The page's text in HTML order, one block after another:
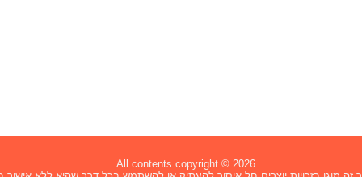
All contents copyright © 2026